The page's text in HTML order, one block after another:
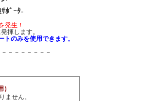
ﾎﾟｰﾀ-
発生！
揮します。
のみを使用できます。
－－－－－－－
ません。